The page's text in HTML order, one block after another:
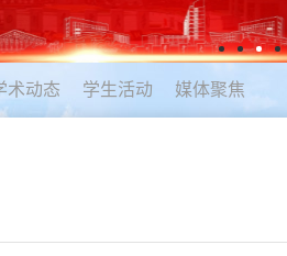
术动态 学生活动 媒体聚焦